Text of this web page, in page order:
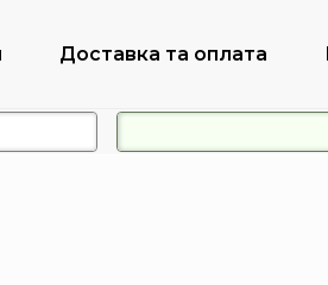
Доставка та оплата